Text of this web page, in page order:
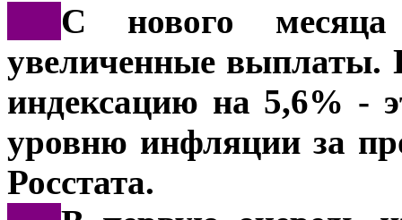
С нового
увеличенные выплаты.
индексацию на 5,6% -
уровню инфляции за
Росстата.